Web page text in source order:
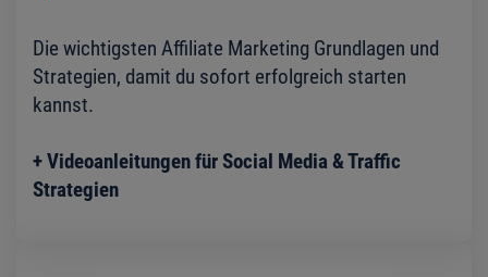
Die wichtigsten Affiliate Marketing Grundlagen und
Strategien, damit du sofort erfolgreich starten
kannst.
+ Videoanleitungen für Social Media & Traffic
Strategien